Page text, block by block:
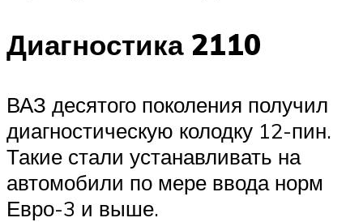
Диагностика 2110
ВАЗ десятого поколения получил
диагностическую колодку 12-пин.
Такие стали устанавливать на
автомобили по мере ввода норм
Евро-3 и выше.